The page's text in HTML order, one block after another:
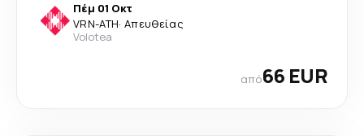
Πέμ 01 Οκτ
VRN-ATH· Απευθείας
Volotea
από66 EUR